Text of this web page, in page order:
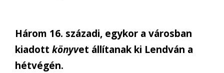
Három 16. századi, egykor a városban
kiadott könyvet állítanak ki Lendván a
hétvégén.